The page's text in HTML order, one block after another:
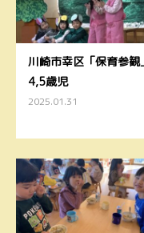
川崎市幸区「保育参観
4,5歳児
2025.01.31